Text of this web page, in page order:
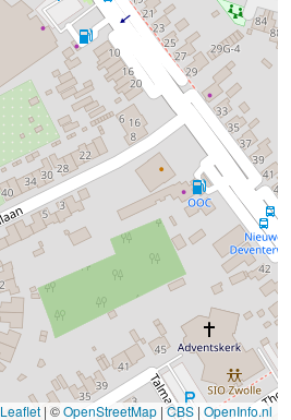
Leaflet | ©OpenStreetMap |CBS | OpenInfo.nl